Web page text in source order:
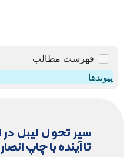
فهرست مطالب
پیوندها
تا آینده با چاپ انصار